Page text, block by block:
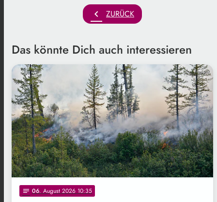
chevron_left ZURÜCK
Das könnte Dich auch interessieren
Freepik
notes 06. August 2026 10:35